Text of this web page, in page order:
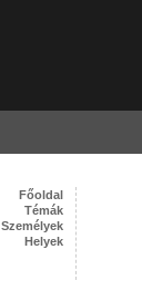
Főoldal
Témák
Személyek
Helyek